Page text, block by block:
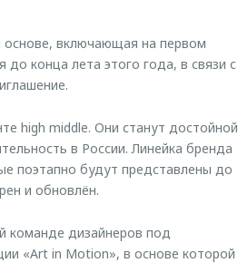
основе, включающая на первом
до конца лета этого года, в связи с
high middle. Они станут достойной
в России. Линейка бренда
поэтапно будут представлены до
и обновлён.
команде дизайнеров под
«Art in Motion», в основе которой